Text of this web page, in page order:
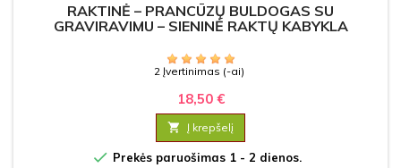
RAKTINĖ – PRANCŪZŲ BULDOGAS SU
GRAVIRAVIMU – SIENINĖ RAKTŲ KABYKLA
2 Įvertinimas (-ai)
18,50 €
 Į krepšelį
 Prekės paruošimas 1 - 2 dienos.